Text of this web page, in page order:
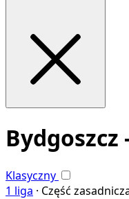
Bydgoszcz
Klasyczny
1 liga · Część